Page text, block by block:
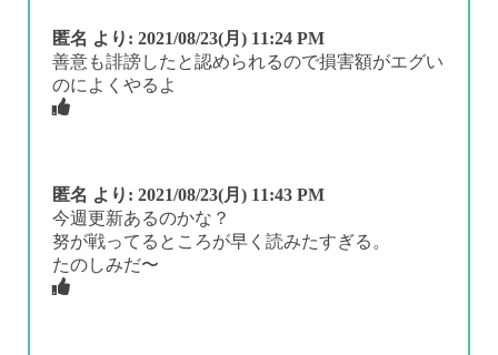
匿名 より: 2021/08/23(月) 11:24 PM
善意も誹謗したと認められるので損害額がエグい
のによくやるよ
匿名 より: 2021/08/23(月) 11:43 PM
今週更新あるのかな？
努が戦ってるところが早く読みたすぎる。
たのしみだ〜